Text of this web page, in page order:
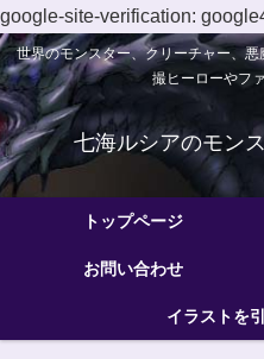
google-site-verification:
世界のモンスター、クリーチャー、
撮ヒーローやフ
七海ルシアのモン
トップページ
お問い合わせ
イラストを